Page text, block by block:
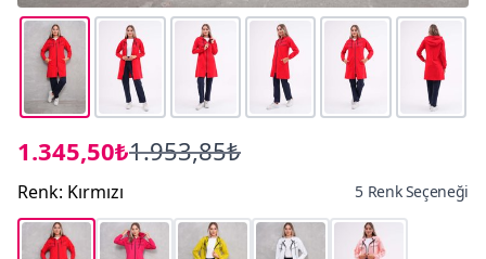
1.345,50₺1.953,85₺
Renk: Kırmızı 5 Renk Seçeneği